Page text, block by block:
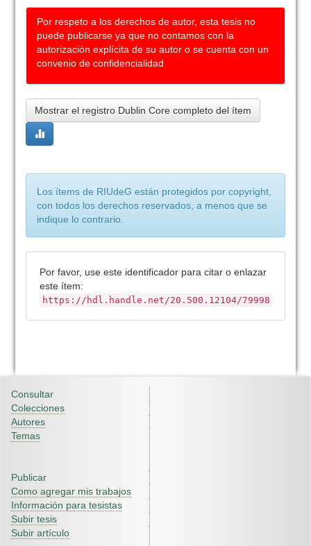
Por respeto a los derechos de autor, esta tesis no
puede publicarse ya que no contamos con la
autorización explícita de su autor o se cuenta con un
convenio de confidencialidad
Mostrar el registro Dublin Core completo del ítem
Los ítems de RIUdeG están protegidos por copyright,
con todos los derechos reservados, a menos que se
indique lo contrario.
Por favor, use este identificador para citar o enlazar
este ítem:
https://hdl.handle.net/20.500.12104/79998
Consultar
Colecciones
Autores
Temas
Publicar
Como agregar mis trabajos
Información para tesistas
Subir tesis
Subir artículo